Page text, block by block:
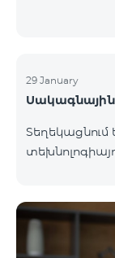
29 January
Տեղեկացնում
Մարզային
սակագնային
համար